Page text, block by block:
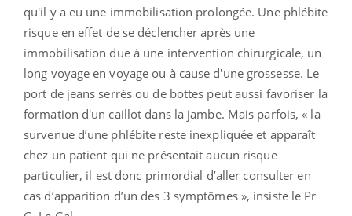
qu'il y a eu une immobilisation prolongée. Une phlébite
risque en effet de se déclencher après une
immobilisation due à une intervention chirurgicale, un
long voyage en voyage ou à cause d'une grossesse. Le
port de jeans serrés ou de bottes peut aussi favoriser la
formation d'un caillot dans la jambe. Mais parfois, « la
survenue d’une phlébite reste inexpliquée et apparaît
chez un patient qui ne présentait aucun risque
particulier, il est donc primordial d’aller consulter en
cas d’apparition d’un des 3 symptômes », insiste le Pr